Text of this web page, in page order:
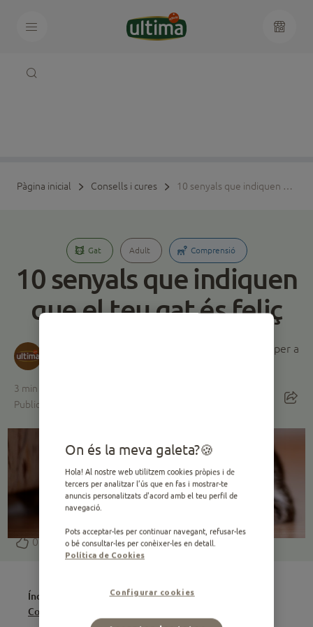
Pàgina inicial Consells i cures 10 senyals que indiquen que el teu gat és feliç
Gat Adult Comprensió
10 senyals que indiquen
que el teu gat és feliç
· Marca experta en nutrició per a
3 min de lectura
Publicat el 28.09.2020 ·
0
Índice
Com puc saber si el meu gat és feliç?
On és la meva galeta?
Hola! Al nostre web utilitzem cookies pròpies i de
tercers per analitzar l’ús que en fas i mostrar-te
anuncis personalitzats d'acord amb el teu perfil de
navegació.
Pots acceptar-les per continuar navegant, refusar-les
o bé consultar-les per conèixer-les en detall.
Política de Cookies
Configurar cookies